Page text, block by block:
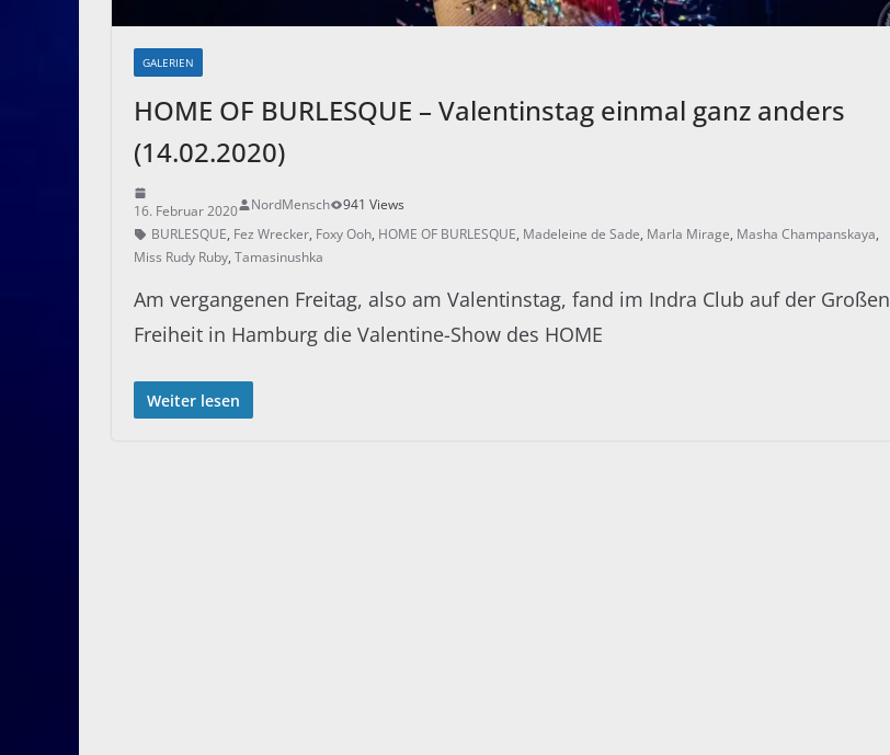
GALERIEN
HOME OF BURLESQUE – Valentinstag einmal ganz anders
(14.02.2020)
16. Februar 2020 NordMensch
941 Views
BURLESQUE, Fez Wrecker, Foxy Ooh, HOME OF BURLESQUE, Madeleine de Sade, Marla Mirage, Masha Champanskaya,
Miss Rudy Ruby, Tamasinushka
Am vergangenen Freitag, also am Valentinstag, fand im Indra Club auf der Großen
Freiheit in Hamburg die Valentine-Show des HOME
Weiter lesen